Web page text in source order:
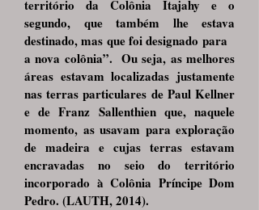
território da Colônia Itajahy e o
segundo, que também lhe estava
destinado, mas que foi designado para
a nova colônia”. Ou seja, as melhores
áreas estavam localizadas justamente
nas terras particulares de Paul Kellner
e de Franz Sallenthien que, naquele
momento, as usavam para exploração
de madeira e cujas terras estavam
encravadas no seio do território
incorporado à Colônia Príncipe Dom
Pedro. (LAUTH, 2014).